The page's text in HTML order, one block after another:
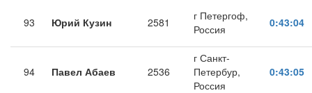
93 Юрий Кузин 2581
г Петергоф,
Россия
0:43:04
94 Павел Абаев 2536
г Санкт-
Петербур,
Россия
0:43:05